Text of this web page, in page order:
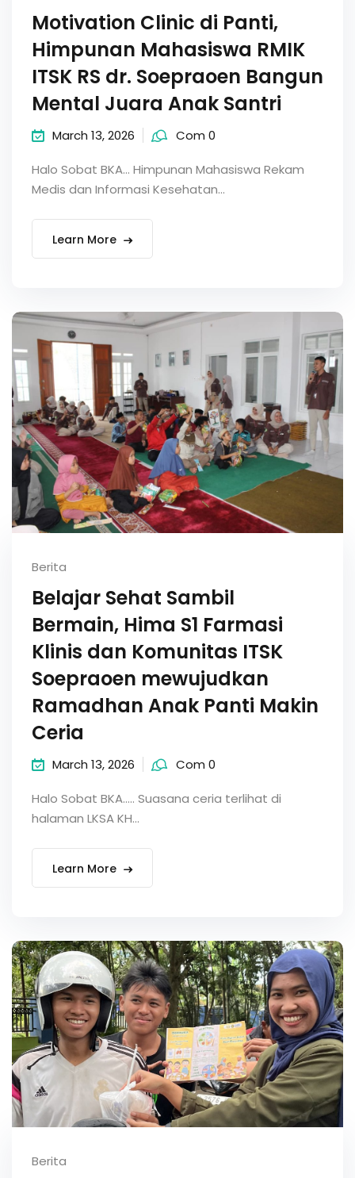
Motivation Clinic di Panti,
Himpunan Mahasiswa RMIK
ITSK RS dr. Soepraoen Bangun
Mental Juara Anak Santri
March 13, 2026 Com 0
Halo Sobat BKA… Himpunan Mahasiswa Rekam
Medis dan Informasi Kesehatan...
Learn More
Berita
Belajar Sehat Sambil
Bermain, Hima S1 Farmasi
Klinis dan Komunitas ITSK
Soepraoen mewujudkan
Ramadhan Anak Panti Makin
Ceria
March 13, 2026 Com 0
Halo Sobat BKA….. Suasana ceria terlihat di
halaman LKSA KH...
Learn More
Berita